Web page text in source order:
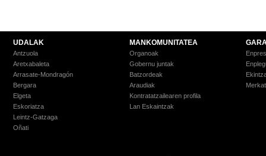
UDALAK
Antzuola
Aretxabaleta
Arrasate-Mondragón
Bergara
Elgeta
Eskoriatza
Leintz-Gatzaga
Oñati
MANKOMUNITATEA
Organoak
Gobernu juntak
Batzordeak
Araudiak
Kontratatzailearen profila
Lan Eskaintzak